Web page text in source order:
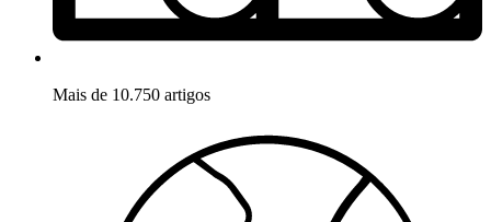
Mais de 10.750 artigos